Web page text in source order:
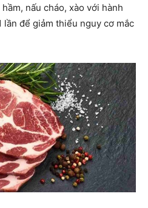
nấu cháo, xào với hành
lần để giảm thiểu nguy cơ mắc